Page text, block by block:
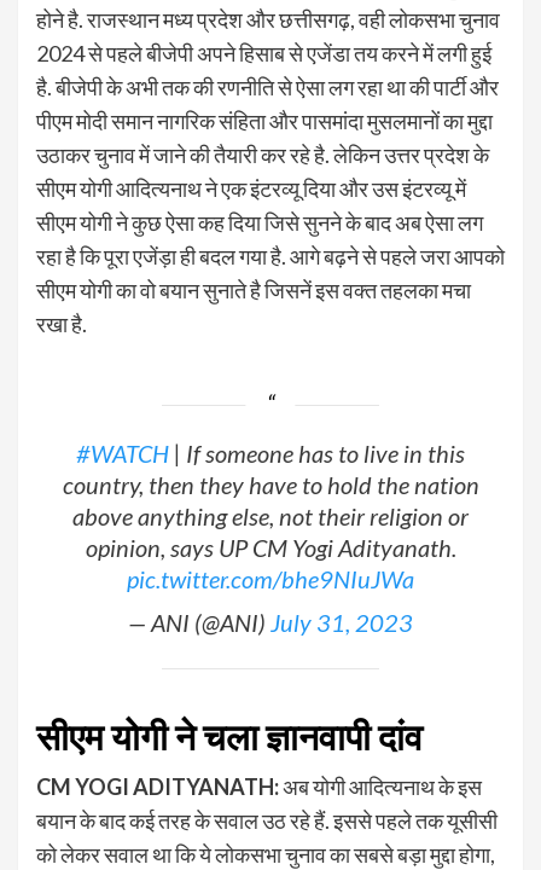
होने है. राजस्थान मध्य प्रदेश और छत्तीसगढ़, वही लोकसभा चुनाव
2024 से पहले बीजेपी अपने हिसाब से एजेंडा तय करने में लगी हुई
है. बीजेपी के अभी तक की रणनीति से ऐसा लग रहा था की पार्टी और
पीएम मोदी समान नागरिक संहिता और पासमांदा मुसलमानों का मुद्दा
उठाकर चुनाव में जाने की तैयारी कर रहे है. लेकिन उत्तर प्रदेश के
सीएम योगी आदित्यनाथ ने एक इंटरव्यू दिया और उस इंटरव्यू में
सीएम योगी ने कुछ ऐसा कह दिया जिसे सुनने के बाद अब ऐसा लग
रहा है कि पूरा एजेंड़ा ही बदल गया है. आगे बढ़ने से पहले जरा आपको
सीएम योगी का वो बयान सुनाते है जिसनें इस वक्त तहलका मचा
रखा है.
#WATCH | If someone has to live in this
country, then they have to hold the nation
above anything else, not their religion or
opinion, says UP CM Yogi Adityanath.
pic.twitter.com/bhe9NIuJWa
— ANI (@ANI) July 31, 2023
सीएम योगी ने चला ज्ञानवापी दांव
CM YOGI ADITYANATH:अब योगी आदित्यनाथ के इस
बयान के बाद कई तरह के सवाल उठ रहे हैं. इससे पहले तक यूसीसी
को लेकर सवाल था कि ये लोकसभा चुनाव का सबसे बड़ा मुद्दा होगा,